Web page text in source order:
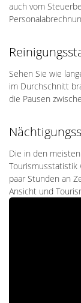
auch vom
Sehen Sie wie
im Durchschnitt
die Pausen
Die in den
Tourismusstatistik
paar Stunden an
Ansicht und